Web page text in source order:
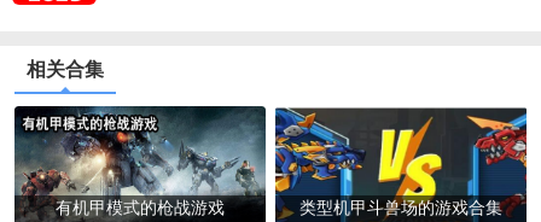
相关合集
有机甲模式的枪战游戏 类型机甲斗兽场的游戏合集